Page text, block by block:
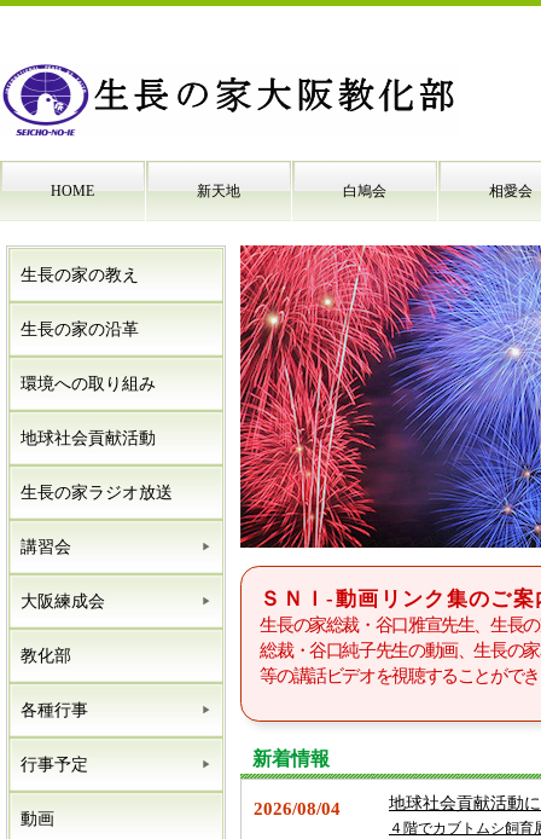
HOME 新天地 白鳩会 相愛会
ＳＮＩ-動画リンク集のご案
生長の家総裁・谷口雅宣先生、生長
総裁・谷口純子先生の動画、生長の
等の講話ビデオを視聴することがで
新着情報
2026/08/04 地球社会貢献活動
４階でカブトムシ飼育
生長の家の教え
生長の家の沿革
環境への取り組み
地球社会貢献活動
生長の家ラジオ放送
講習会
大阪練成会
教化部
各種行事
行事予定
動画